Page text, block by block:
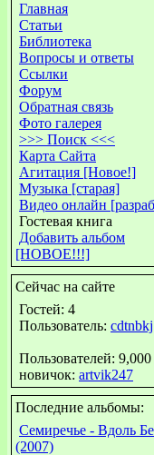
Главная
Статьи
Библиотека
Вопросы и ответы
Ссылки
Форум
Обратная связь
Фото галерея
>>> Поиск <<<
Карта Сайта
Агитация [Новое!]
Музыка [старая]
Видео онлайн
Гостевая книга
Добавить альбом
[НОВОЕ!!!]
Сейчас на сайте
Гостей: 4
Пользователь: cdtnbkj
Пользователей: 9,000
новичок: artvik247
Последние альбомы:
Семиречье - Вдоль
(2007)